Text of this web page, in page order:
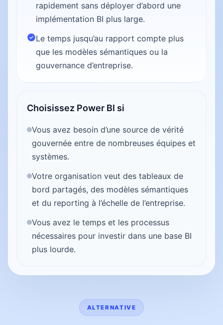
rapidement sans déployer d’abord une
implémentation BI plus large.
Le temps jusqu’au rapport compte plus
que les modèles sémantiques ou la
gouvernance d’entreprise.
Choisissez Power BI si
Vous avez besoin d’une source de vérité
gouvernée entre de nombreuses équipes et
systèmes.
Votre organisation veut des tableaux de
bord partagés, des modèles sémantiques
et du reporting à l’échelle de l’entreprise.
Vous avez le temps et les processus
nécessaires pour investir dans une base BI
plus lourde.
ALTERNATIVE